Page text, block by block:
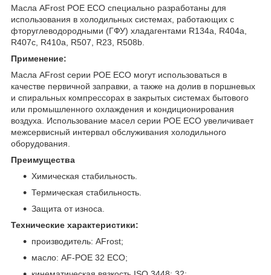
Масла AFrost POE ECO специально разработаны для
использования в холодильных системах, работающих с
фторуглеводородными (ГФУ) хладагентами R134a, R404a,
R407c, R410a, R507, R23, R508b.
Применение:
Масла AFrost серии POE ECO могут использоваться в
качестве первичной заправки, а также на долив в поршневых
и спиральных компрессорах в закрытых системах бытового
или промышленного охлаждения и кондиционирования
воздуха. Использование масел серии РОЕ ECO увеличивает
межсервисный интервал обслуживания холодильного
оборудования.
Преимущества
Химическая стабильность.
Термическая стабильность.
Защита от износа.
Технические характеристики:
производитель: AFrost;
масло: AF-POE 32 ECO;